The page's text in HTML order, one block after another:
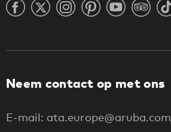
Neem contact op met ons
E-mail: ata.europe@aruba.com